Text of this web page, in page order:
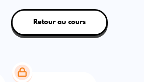
Retour au cours